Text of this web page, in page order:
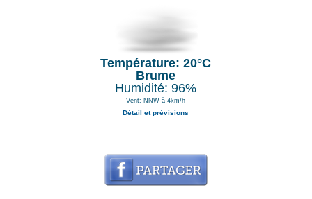
Température: 20°C
Brume
Humidité: 96%
Vent: NNW à 4km/h
Détail et prévisions